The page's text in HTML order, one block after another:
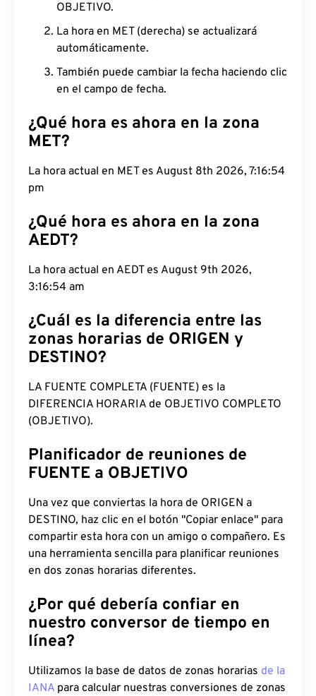
OBJETIVO.
La hora en MET (derecha) se actualizará
automáticamente.
También puede cambiar la fecha haciendo clic
en el campo de fecha.
¿Qué hora es ahora en la zona
MET?
La hora actual en MET es August 8th 2026, 7:16:55
pm
¿Qué hora es ahora en la zona
AEDT?
La hora actual en AEDT es August 9th 2026,
3:16:55 am
¿Cuál es la diferencia entre las
zonas horarias de ORIGEN y
DESTINO?
LA FUENTE COMPLETA (FUENTE) es la
DIFERENCIA HORARIA de OBJETIVO COMPLETO
(OBJETIVO).
Planificador de reuniones de
FUENTE a OBJETIVO
Una vez que conviertas la hora de ORIGEN a
DESTINO, haz clic en el botón "Copiar enlace" para
compartir esta hora con un amigo o compañero. Es
una herramienta sencilla para planificar reuniones
en dos zonas horarias diferentes.
¿Por qué debería confiar en
nuestro conversor de tiempo en
línea?
Utilizamos la base de datos de zonas horarias de la
IANA para calcular nuestras conversiones de zonas